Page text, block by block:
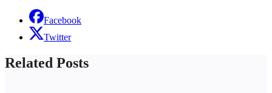
Facebook
Twitter
Related Posts